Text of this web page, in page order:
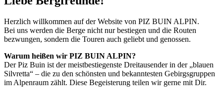
Herzlich willkommen auf der Website von PIZ BUIN ALPIN.
Bei uns werden die Berge nicht nur bestiegen und die Routen
bezwungen, sondern die Touren auch geliebt und genossen.
Warum heißen wir PIZ BUIN ALPIN?
Der Piz Buin ist der meistbestiegenste Dreitausender in der „blauen
Silvretta“ – die zu den schönsten und bekanntesten Gebirgsgruppen
im Alpenraum zählt. Diese Begeisterung teilen wir gerne mit Dir.